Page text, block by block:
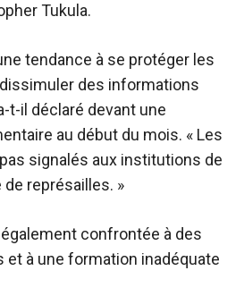
Tukula.
tendance à se protéger les
des informations
t-il déclaré devant une
au début du mois. « Les
signalés aux institutions de
représailles. »
confrontée à des
à une formation inadéquate